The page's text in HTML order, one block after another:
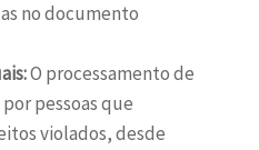
no documento
O processamento de
pessoas que
violados, desde